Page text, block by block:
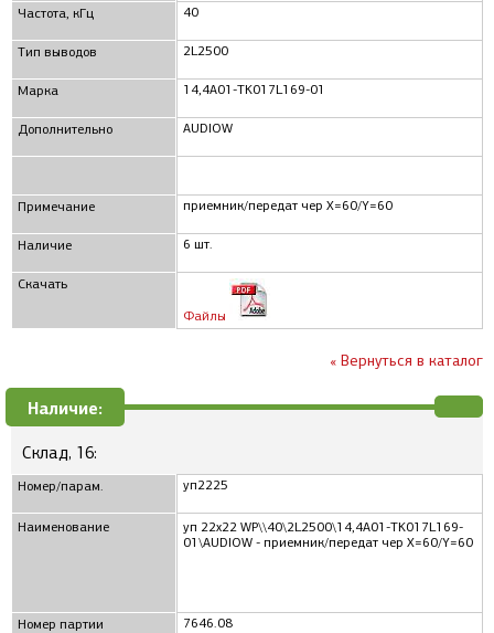
Частота, кГц
Тип выводов
Марка
Дополнительно
Примечание
Наличие
Скачать
40
2L2500
14,4A01-TK017L169-01
AUDIOW
приемник/передат чер X=60/Y=60
6 шт.
Файлы
« Вернуться в каталог
Наличие:
Склад, 16:
Номер/парам.
Наименование
Номер партии
уп2225
уп 22x22 WP\\40\2L2500\14,4A01-TK017L169-
01\AUDIOW - приемник/передат чер X=60/Y=60
7646.08